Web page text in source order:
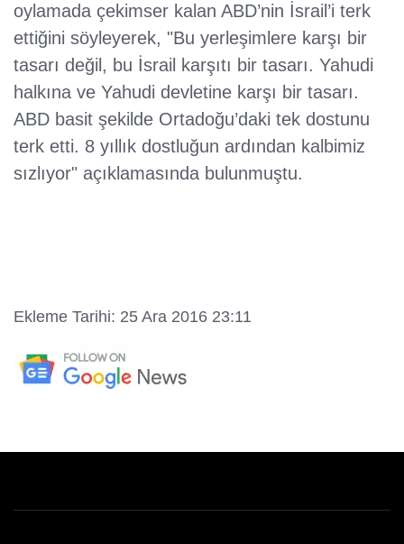
oylamada çekimser kalan ABD’nin İsrail’i terk
ettiğini söyleyerek, "Bu yerleşimlere karşı bir
tasarı değil, bu İsrail karşıtı bir tasarı. Yahudi
halkına ve Yahudi devletine karşı bir tasarı.
ABD basit şekilde Ortadoğu’daki tek dostunu
terk etti. 8 yıllık dostluğun ardından kalbimiz
sızlıyor" açıklamasında bulunmuştu.
Ekleme Tarihi: 25 Ara 2016 23:11